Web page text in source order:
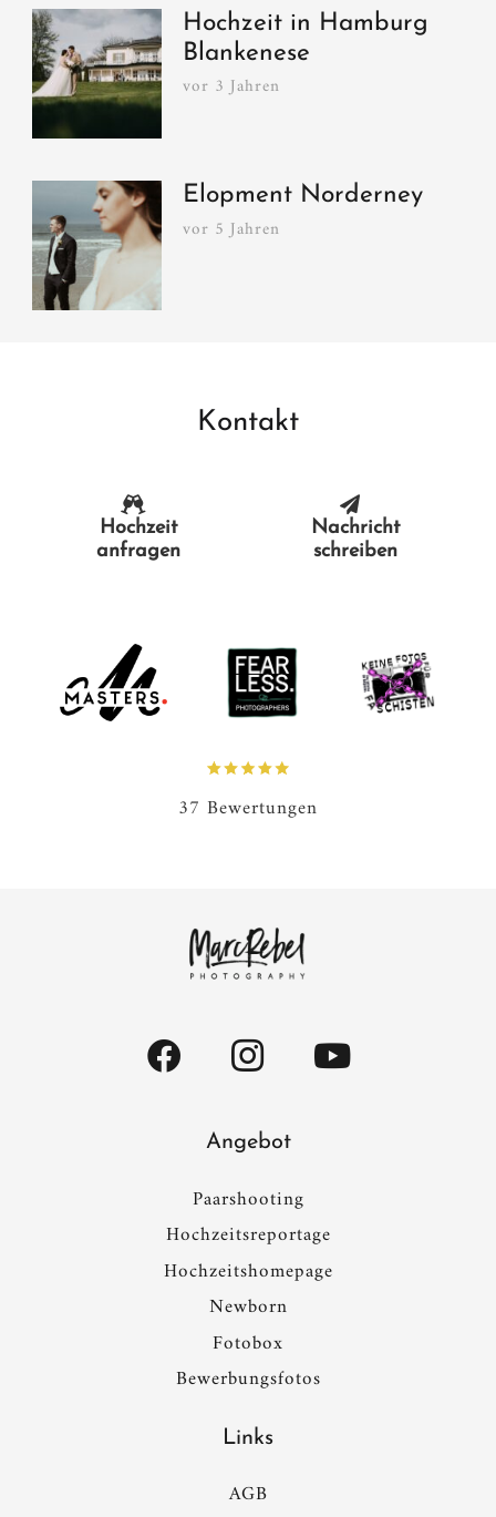
Hochzeit in Hamburg
Blankenese
vor 3 Jahren
Elopment Norderney
vor 5 Jahren
Kontakt
Hochzeit
anfragen
Nachricht
schreiben
37 Bewertungen
Angebot
Paarshooting
Hochzeitsreportage
Hochzeitshomepage
Newborn
Fotobox
Bewerbungsfotos
Links
AGB